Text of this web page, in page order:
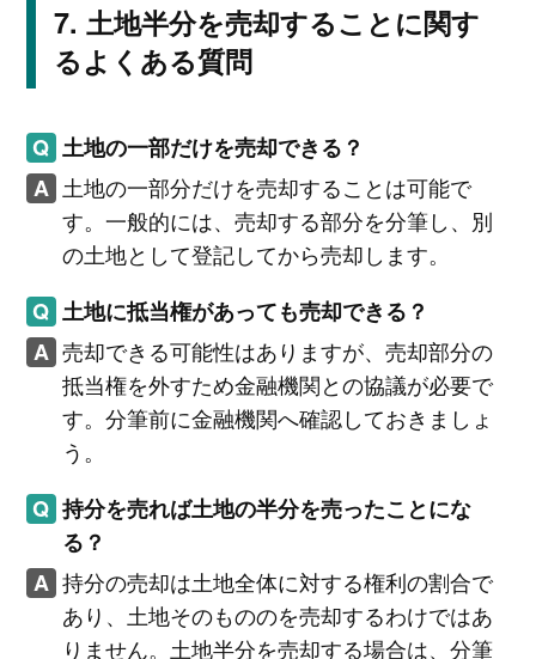
土地半分を売却することに関す
るよくある質問
土地の一部だけを売却できる？
土地の一部分だけを売却することは可能で
す。一般的には、売却する部分を分筆し、別
の土地として登記してから売却します。
土地に抵当権があっても売却できる？
売却できる可能性はありますが、売却部分の
抵当権を外すため金融機関との協議が必要で
す。分筆前に金融機関へ確認しておきましょ
う。
持分を売れば土地の半分を売ったことにな
る？
持分の売却は土地全体に対する権利の割合で
あり、土地そのもののを売却するわけではあ
りません。土地半分を売却する場合は、分筆